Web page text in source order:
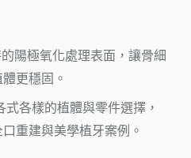
陽極氧化處理表面，讓骨細
更穩固。
各樣的植體與零件選擇，
重建與美學植牙案例。